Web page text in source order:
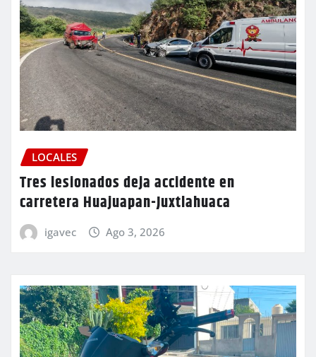
LOCALES
Tres lesionados deja accidente en
carretera Huajuapan-Juxtlahuaca
igavec Ago 3, 2026